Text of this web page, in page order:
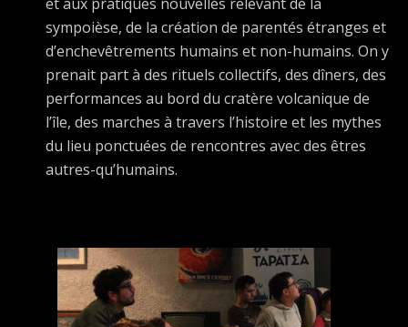
sympoièse, de la création de parentés étranges et
d’enchevêtrements humains et non-humains. On y
prenait part à des rituels collectifs, des dîners, des
performances au bord du cratère volcanique de
l’île, des marches à travers l’histoire et les mythes
du lieu ponctuées de rencontres avec des êtres
autres-qu’humains.